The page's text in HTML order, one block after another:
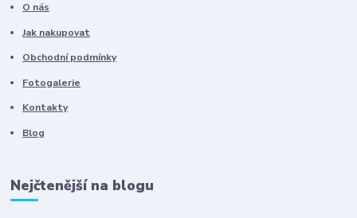
O nás
Jak nakupovat
Obchodní podmínky
Fotogalerie
Kontakty
Blog
Nejčtenější na blogu